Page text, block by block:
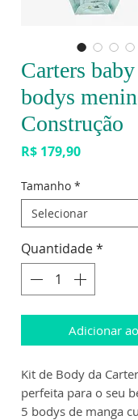
Carters
bodys
Construção
R$ 179,90Preço
Tamanho *
Quantidade*
Adicionar
Kit de Body da
perfeita para o seu
5 bodys de manga